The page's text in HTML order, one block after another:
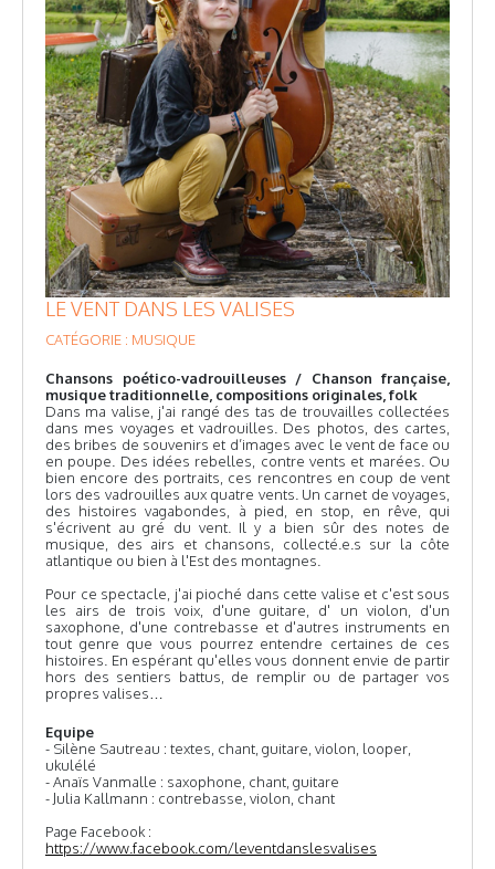
LE VENT DANS LES VALISES
CATÉGORIE : MUSIQUE
Chansons poético-vadrouilleuses / Chanson française,
musique traditionnelle, compositions originales, folk
Dans ma valise, j'ai rangé des tas de trouvailles collectées
dans mes voyages et vadrouilles. Des photos, des cartes,
des bribes de souvenirs et d’images avec le vent de face ou
en poupe. Des idées rebelles, contre vents et marées. Ou
bien encore des portraits, ces rencontres en coup de vent
lors des vadrouilles aux quatre vents. Un carnet de voyages,
des histoires vagabondes, à pied, en stop, en rêve, qui
s'écrivent au gré du vent. Il y a bien sûr des notes de
musique, des airs et chansons, collecté.e.s sur la côte
atlantique ou bien à l'Est des montagnes.
Pour ce spectacle, j'ai pioché dans cette valise et c'est sous
les airs de trois voix, d'une guitare, d' un violon, d'un
saxophone, d'une contrebasse et d'autres instruments en
tout genre que vous pourrez entendre certaines de ces
histoires. En espérant qu'elles vous donnent envie de partir
hors des sentiers battus, de remplir ou de partager vos
propres valises…
Equipe
- Silène Sautreau : textes, chant, guitare, violon, looper,
ukulélé
- Anaïs Vanmalle : saxophone, chant, guitare
- Julia Kallmann : contrebasse, violon, chant
Page Facebook :
https://www.facebook.com/leventdanslesvalises